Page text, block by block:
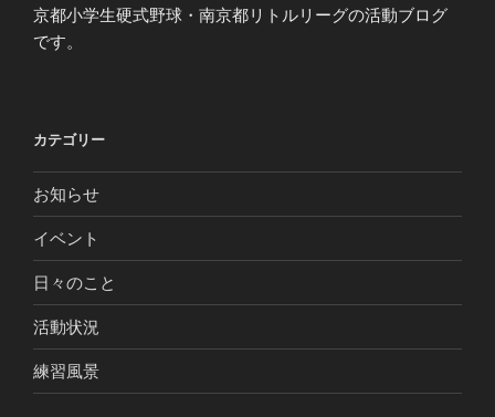
京都小学生硬式野球・南京都リトルリーグの活動ブログ
です。
カテゴリー
お知らせ
イベント
日々のこと
活動状況
練習風景